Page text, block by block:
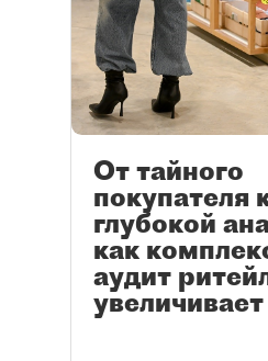
От тайного
покупателя
глубокой
как
аудит